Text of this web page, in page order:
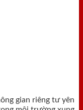
gian riêng tư yên